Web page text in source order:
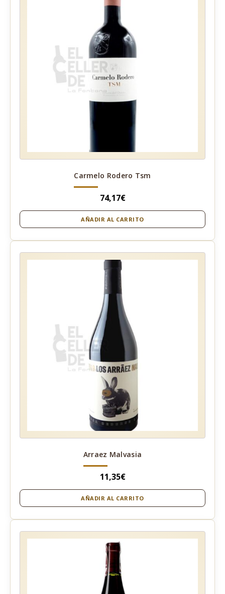
Carmelo Rodero Tsm
74,17€
AÑADIR AL CARRITO
Arraez Malvasia
11,35€
AÑADIR AL CARRITO